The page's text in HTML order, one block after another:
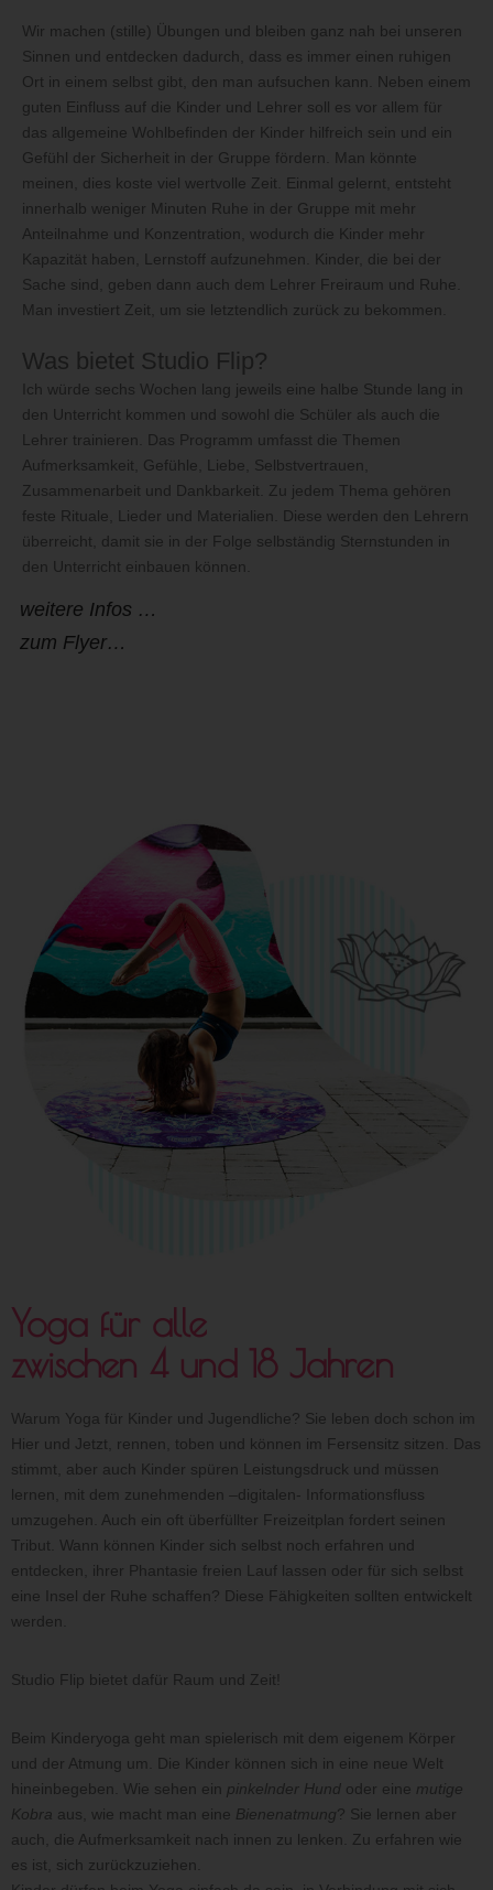
Wir machen (stille) Übungen und bleiben ganz nah bei unseren
Sinnen und entdecken dadurch, dass es immer einen ruhigen
Ort in einem selbst gibt, den man aufsuchen kann. Neben einem
guten Einfluss auf die Kinder und Lehrer soll es vor allem für
das allgemeine Wohlbefinden der Kinder hilfreich sein und ein
Gefühl der Sicherheit in der Gruppe fördern. Man könnte
meinen, dies koste viel wertvolle Zeit. Einmal gelernt, entsteht
innerhalb weniger Minuten Ruhe in der Gruppe mit mehr
Anteilnahme und Konzentration, wodurch die Kinder mehr
Kapazität haben, Lernstoff aufzunehmen. Kinder, die bei der
Sache sind, geben dann auch dem Lehrer Freiraum und Ruhe.
Man investiert Zeit, um sie letztendlich zurück zu bekommen.
Was bietet Studio Flip?
Ich würde sechs Wochen lang jeweils eine halbe Stunde lang in
den Unterricht kommen und sowohl die Schüler als auch die
Lehrer trainieren. Das Programm umfasst die Themen
Aufmerksamkeit, Gefühle, Liebe, Selbstvertrauen,
Zusammenarbeit und Dankbarkeit. Zu jedem Thema gehören
feste Rituale, Lieder und Materialien. Diese werden den Lehrern
überreicht, damit sie in der Folge selbständig Sternstunden in
den Unterricht einbauen können.
weitere Infos …
zum Flyer…
Yoga für alle
zwischen 4 und 18 Jahren
Warum Yoga für Kinder und Jugendliche? Sie leben doch schon im
Hier und Jetzt, rennen, toben und können im Fersensitz sitzen. Das
stimmt, aber auch Kinder spüren Leistungsdruck und müssen
lernen, mit dem zunehmenden –digitalen- Informationsfluss
umzugehen. Auch ein oft überfüllter Freizeitplan fordert seinen
Tribut. Wann können Kinder sich selbst noch erfahren und
entdecken, ihrer Phantasie freien Lauf lassen oder für sich selbst
eine Insel der Ruhe schaffen? Diese Fähigkeiten sollten entwickelt
werden.
Studio Flip bietet dafür Raum und Zeit!
Beim Kinderyoga geht man spielerisch mit dem eigenem Körper
und der Atmung um. Die Kinder können sich in eine neue Welt
hineinbegeben. Wie sehen ein pinkelnder Hund oder eine mutige
Kobra aus, wie macht man eine Bienenatmung? Sie lernen aber
auch, die Aufmerksamkeit nach innen zu lenken. Zu erfahren wie
es ist, sich zurückzuziehen.